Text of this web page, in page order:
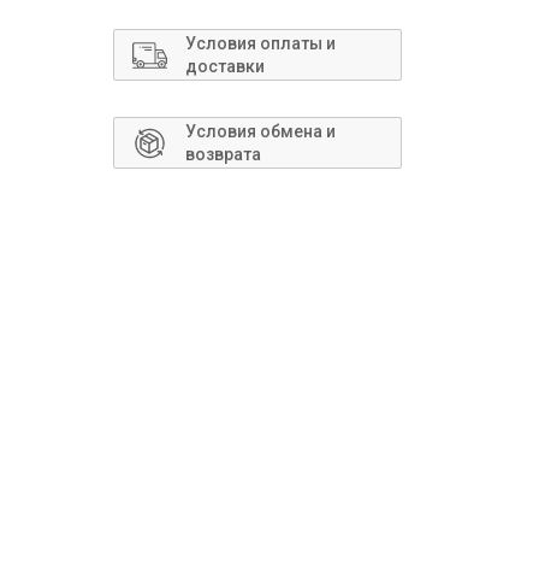
Условия оплаты и
доставки
Условия обмена и
возврата